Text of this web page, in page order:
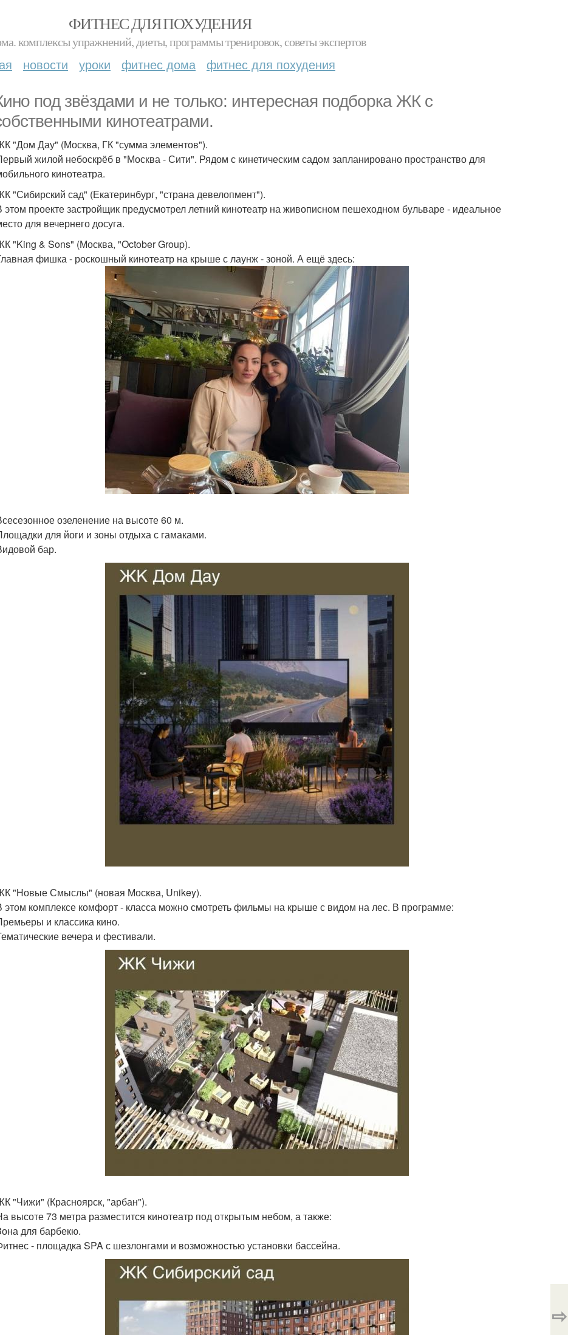
ФИТНЕС ДЛЯ ПОХУДЕНИЯ
комплексы упражнений, диеты, программы тренировок, советы экспертов
новости уроки фитнес дома фитнес для похудения
под звёздами и не только: интересная подборка ЖК с
кинотеатрами.
"Дом Дау" (Москва, ГК "сумма элементов").
жилой небоскрёб в "Москва - Сити". Рядом с кинетическим садом запланировано пространство для
кинотеатра.
"Сибирский сад" (Екатеринбург, "страна девелопмент").
этом проекте застройщик предусмотрел летний кинотеатр на живописном пешеходном бульваре - идеальное
для вечернего досуга.
"King & Sons" (Москва, "October Group).
фишка - роскошный кинотеатр на крыше с лаунж - зоной. А ещё здесь:
озеленение на высоте 60 м.
для йоги и зоны отдыха с гамаками.
бар.
"Новые Смыслы" (новая Москва, Unikey).
этом комплексе комфорт - класса можно смотреть фильмы на крыше с видом на лес. В программе:
и классика кино.
вечера и фестивали.
"Чижи" (Красноярск, "арбан").
высоте 73 метра разместится кинотеатр под открытым небом, а также:
для барбекю.
- площадка SPA с шезлонгами и возможностью установки бассейна.
⇨